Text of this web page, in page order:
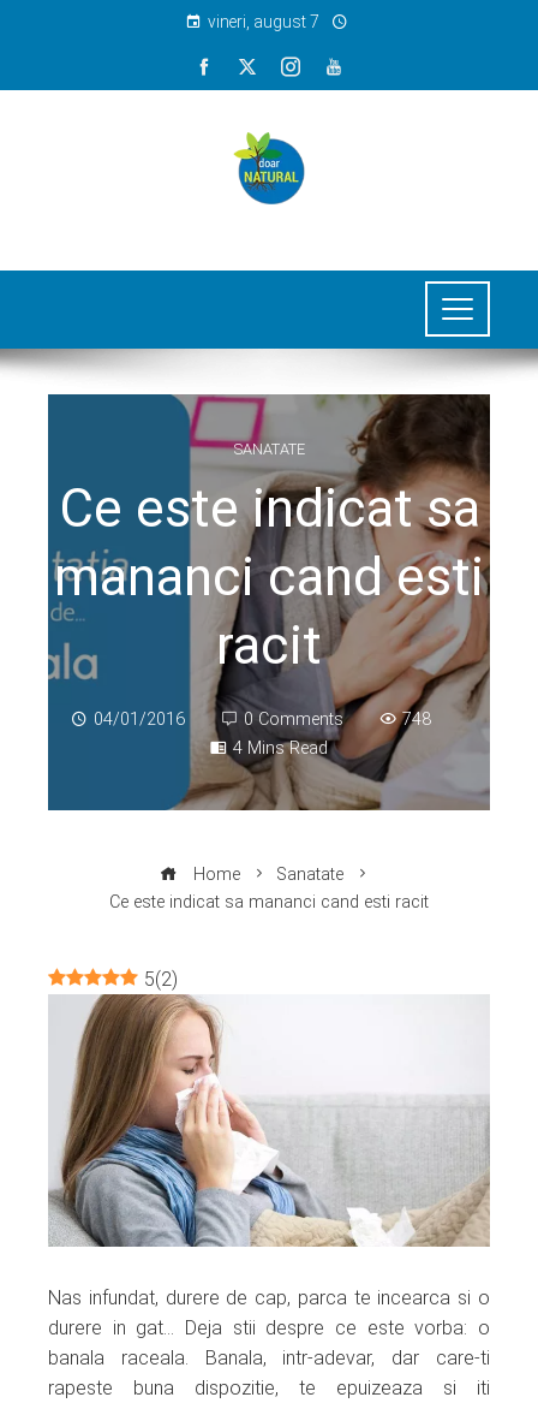
vineri, august 7
SANATATE
Ce este indicat sa
mananci cand esti
racit
04/01/2016 0 Comments
748
4 Mins Read
Home
Sanatate
Ce este indicat sa mananci cand esti racit
5(2)
Nas infundat, durere de cap, parca te incearca si o
durere in gat… Deja stii despre ce este vorba: o
banala raceala. Banala, intr-adevar, dar care-ti
rapeste buna dispozitie, te epuizeaza si iti